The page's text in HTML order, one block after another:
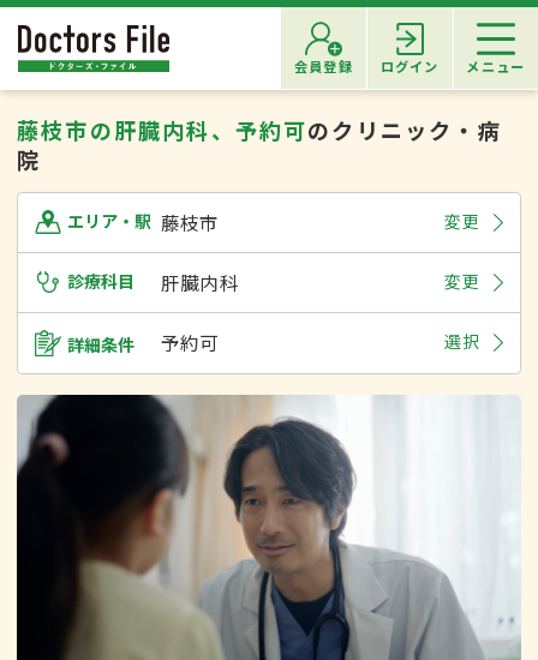
会員登録 ログイン メニュー
藤枝市の肝臓内科、予約可のクリニック・病
院
エリア・駅 藤枝市 変更
診療科目 肝臓内科 変更
詳細条件 予約可 選択